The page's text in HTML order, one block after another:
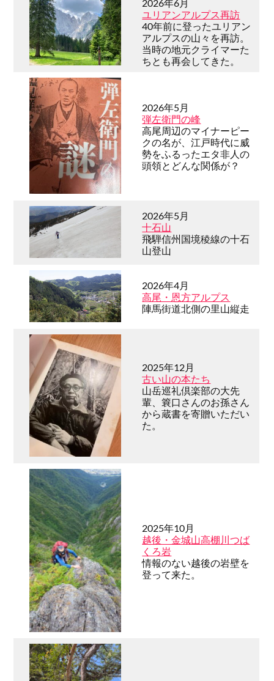
2026年6月
ユリアンアルプス再訪
40年前に登ったユリアン
アルプスの山々を再訪。
当時の地元クライマーた
ちとも再会してきた。
2026年5月
弾左衛門の峰
高尾周辺のマイナーピー
クの名が、江戸時代に威
勢をふるったエタ非人の
頭領とどんな関係が？
2026年5月
十石山
飛騨信州国境稜線の十石
山登山
2026年4月
高尾・恩方アルプス
陣馬街道北側の里山縦走
2025年12月
古い山の本たち
山岳巡礼倶楽部の大先
輩、簔口さんのお孫さん
から蔵書を寄贈いただい
た。
2025年10月
越後・金城山高棚川つば
くろ岩
情報のない越後の岩壁を
登って来た。